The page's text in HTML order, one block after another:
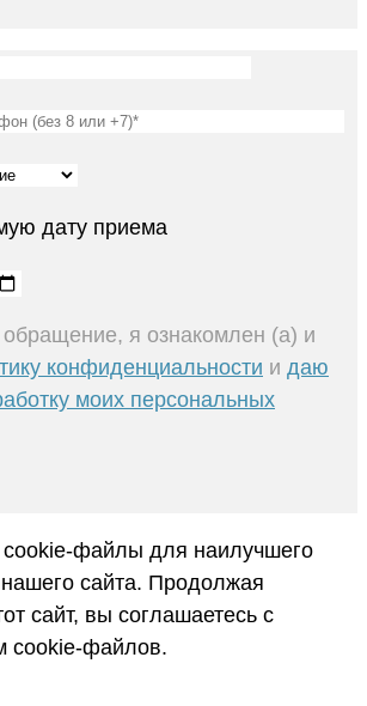
дату приема
я ознакомлен (а) и
конфиденциальности и даю
моих персональных
файлы для наилучшего
сайта. Продолжая
сайт, вы соглашаетесь с
cookie-файлов.